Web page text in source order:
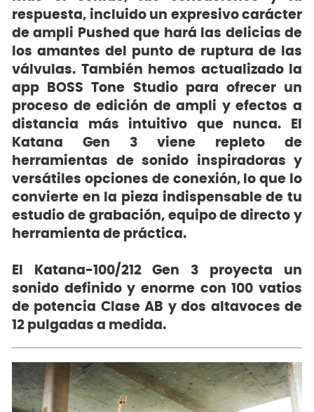
respuesta, incluido un expresivo carácter
de ampli Pushed que hará las delicias de
los amantes del punto de ruptura de las
válvulas. También hemos actualizado la
app BOSS Tone Studio para ofrecer un
proceso de edición de ampli y efectos a
distancia más intuitivo que nunca. El
Katana Gen 3 viene repleto de
herramientas de sonido inspiradoras y
versátiles opciones de conexión, lo que lo
convierte en la pieza indispensable de tu
estudio de grabación, equipo de directo y
herramienta de práctica.
El Katana-100/212 Gen 3 proyecta un
sonido definido y enorme con 100 vatios
de potencia Clase AB y dos altavoces de
12 pulgadas a medida.